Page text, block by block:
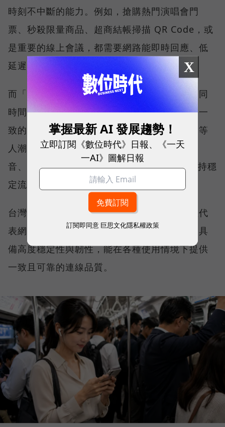
時刻不中斷的能力。例如，搶購熱門演唱會門
票、秒殺限量商品、超商結帳掃描 QR Code，或
是重要的線上會議，都需要網路能即時回應、低
延遲且持續運作。
而「品質一致性」則是衡量電信業者可否在不同
時間、不同地點、不同網路負載下，都能維持一
致的網路服務品質。無論是在跨年晚會、球賽等
人潮密集場域，或是在高速移動時觀看串流影
音、傳送 LINE 訊息、分享社群動態，確保維持穩
定流暢，不因環境改變而明顯降速。
台灣大哥大能同時拿下這兩項全台第一，不僅代
表網路速度表現優異，更證明其網路基礎建設具
備高度穩定性與韌性，能在各種使用情境下提供
一致且可靠的連線品質。
X
掌握最新 AI 發展趨勢！
立即訂閱《數位時代》日報、《一天
一AI》圖解日報
訂閱即同意 巨思文化隱私權政策